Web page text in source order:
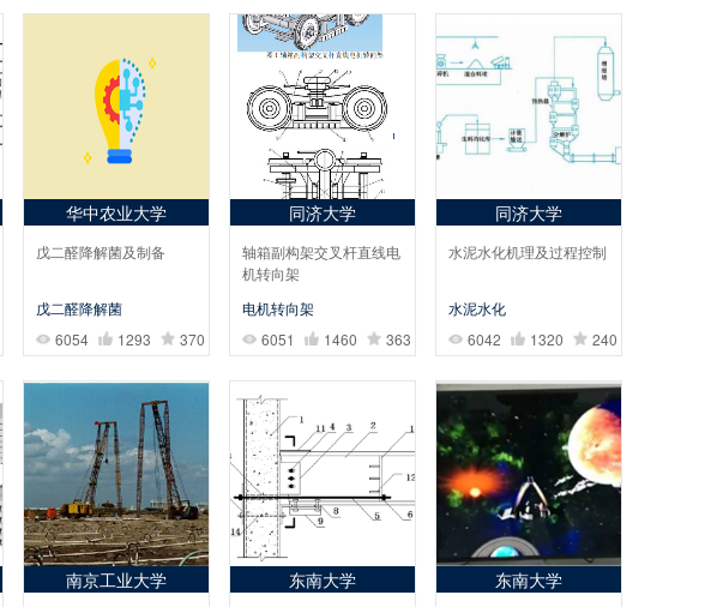
华中农业大学
戊二醛降解菌及制备
戊二醛降解菌
6054
1293 370
同济大学
轴箱副构架交叉杆直线电
机转向架
电机转向架
6051
1460 363
同济大学
水泥水化机理及过程控制
水泥水化
6042
1320 240
南京工业大学 东南大学 东南大学